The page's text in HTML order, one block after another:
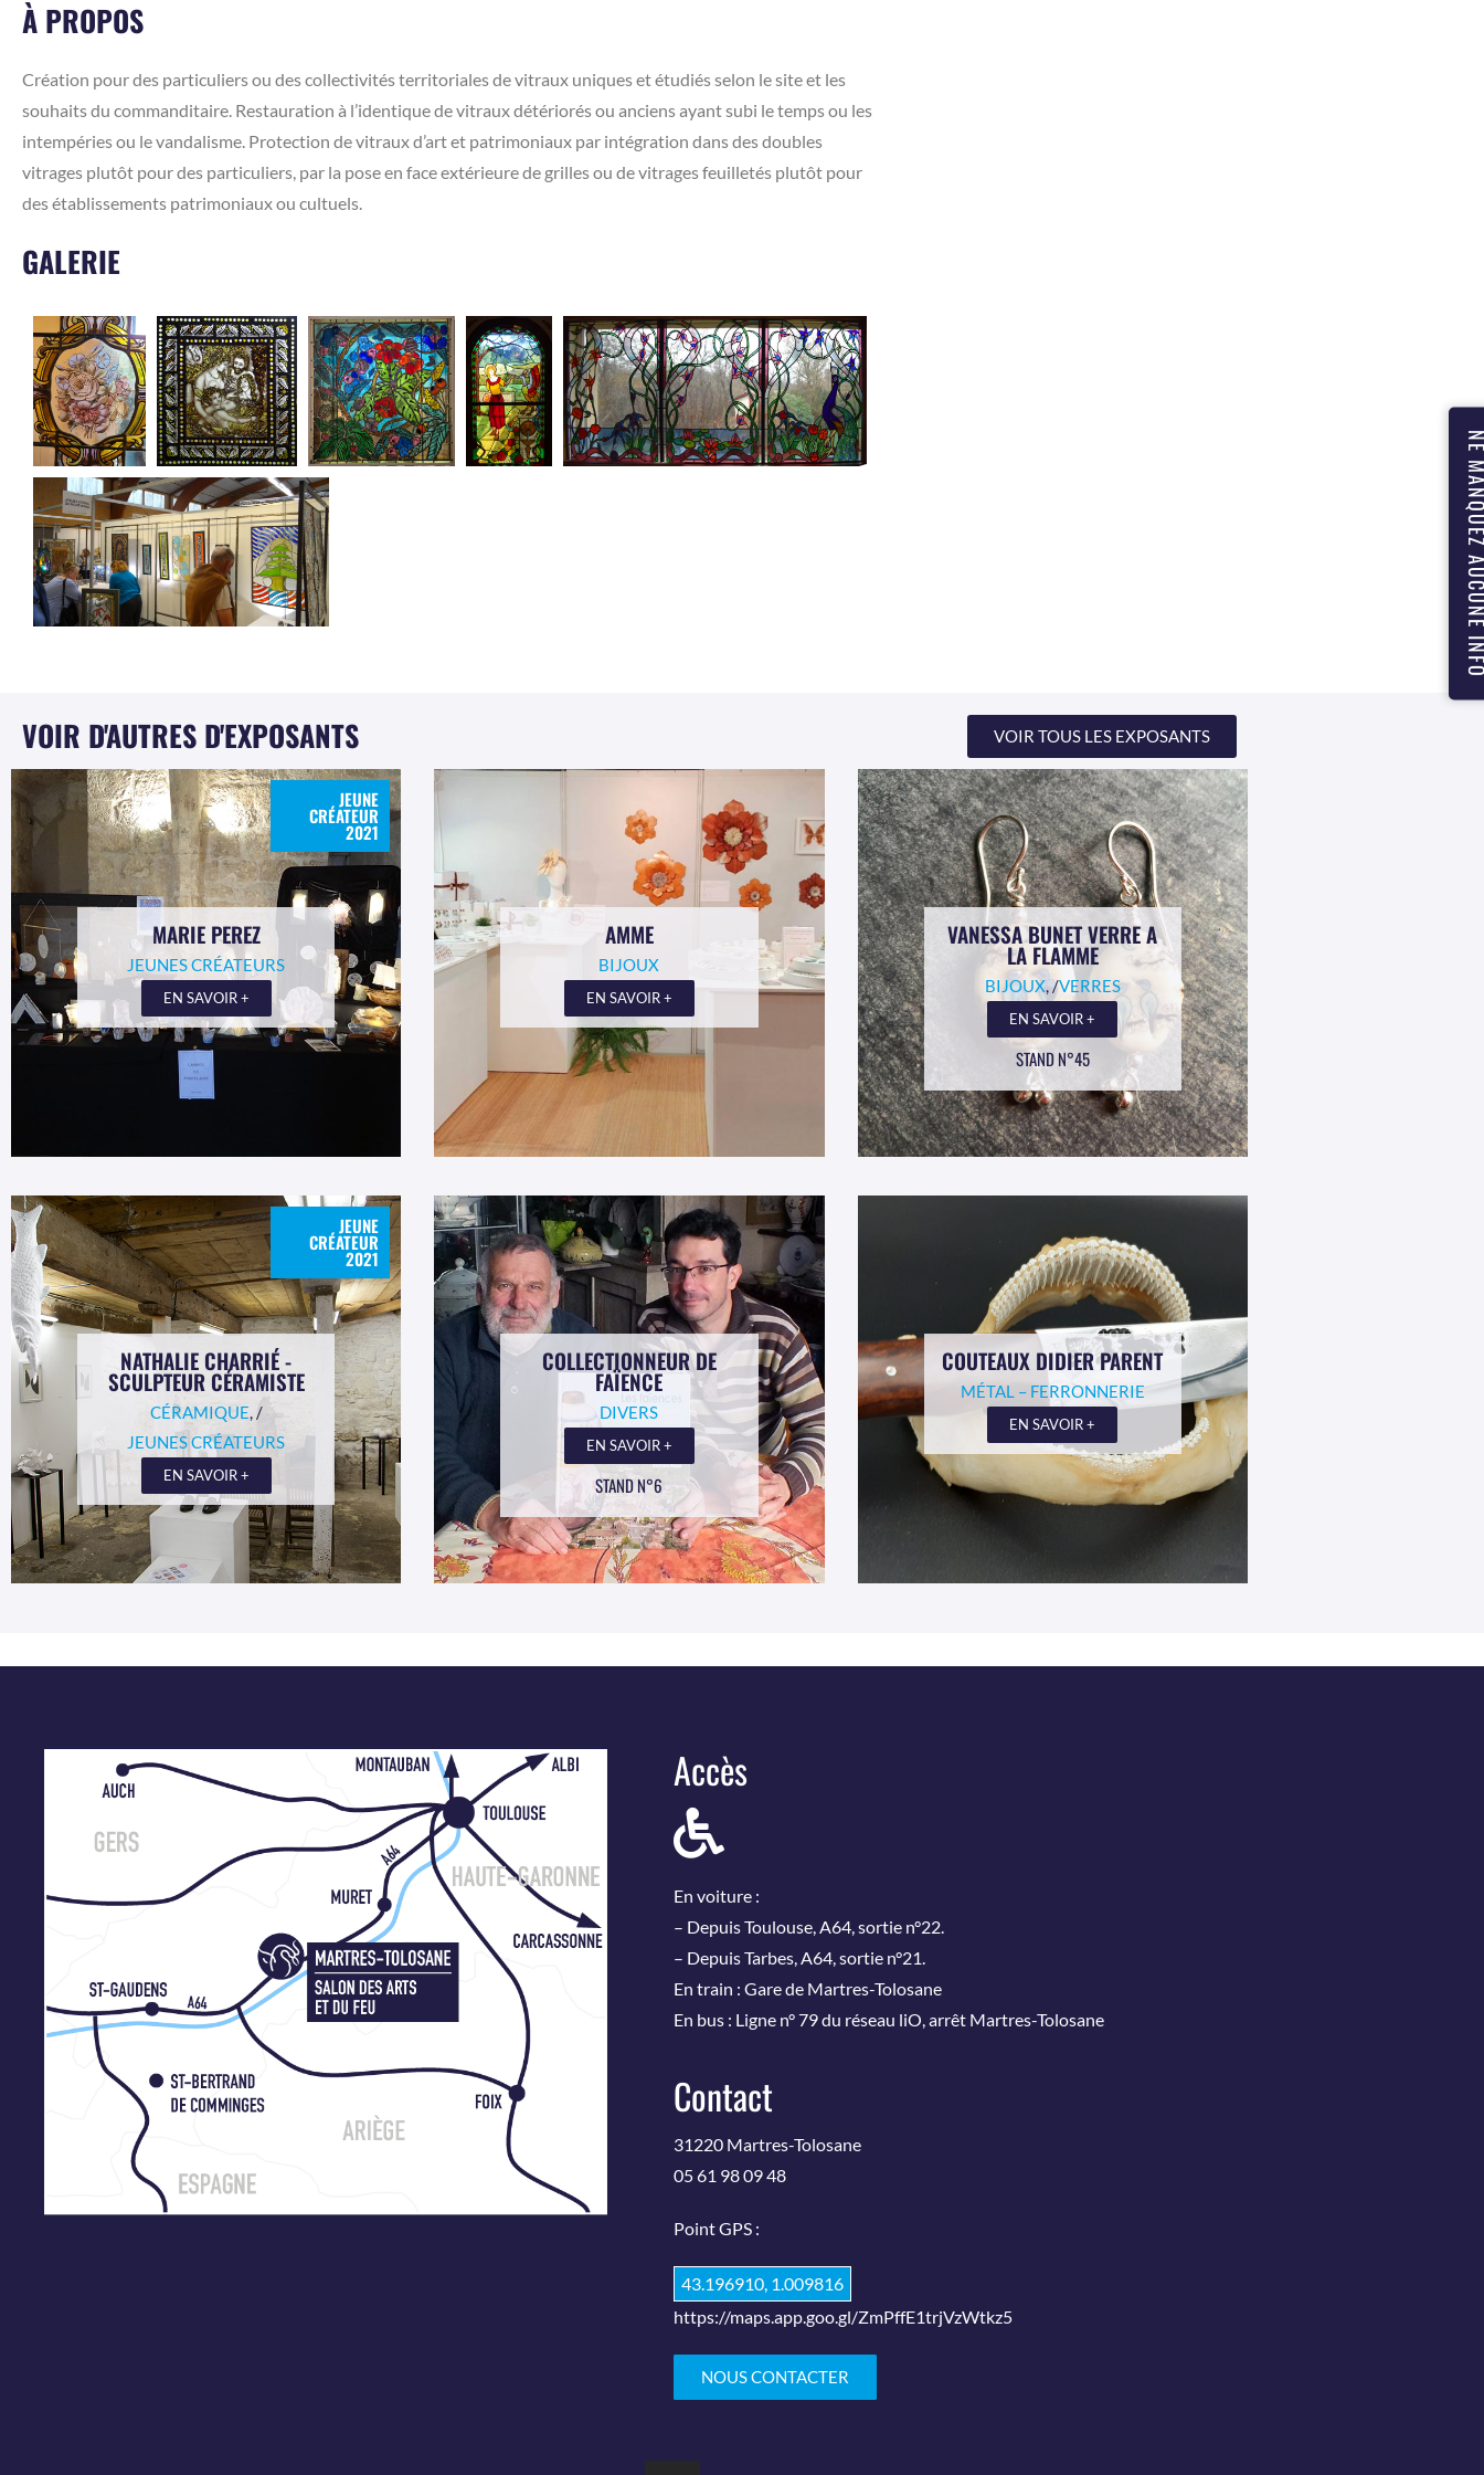
NE
À PROPOS
Création pour des particuliers ou des collectivités territoriales de vitraux uniques et étudiés selon le site et les
souhaits du commanditaire. Restauration à l’identique de vitraux détériorés ou anciens ayant subi le temps ou les
intempéries ou le vandalisme. Protection de vitraux d’art et patrimoniaux par intégration dans des doubles
vitrages plutôt pour des particuliers, par la pose en face extérieure de grilles ou de vitrages feuilletés plutôt pour
des établissements patrimoniaux ou cultuels.
GALERIE
VOIR D'AUTRES D'EXPOSANTS VOIR TOUS LES EXPOSANTS
JEUNE
CRÉATEUR
2021
MARIE PEREZ
JEUNES CRÉATEURS
EN SAVOIR +
AMME
BIJOUX
EN SAVOIR +
VANESSA BUNET VERRE A
LA FLAMME
BIJOUX, /VERRES
EN SAVOIR +
STAND N°45
JEUNE
CRÉATEUR
2021
NATHALIE CHARRIÉ -
SCULPTEUR CÉRAMISTE
CÉRAMIQUE, /
JEUNES CRÉATEURS
EN SAVOIR +
COLLECTIONNEUR DE
FAÏENCE
DIVERS
EN SAVOIR +
STAND N°6
COUTEAUX DIDIER PARENT
MÉTAL – FERRONNERIE
EN SAVOIR +
Accès
En voiture :
– Depuis Toulouse, A64, sortie n°22.
– Depuis Tarbes, A64, sortie n°21.
En train : Gare de Martres-Tolosane
En bus : Ligne n° 79 du réseau liO, arrêt Martres-Tolosane
Contact
31220 Martres-Tolosane
05 61 98 09 48
Point GPS :
43.196910, 1.009816
https://maps.app.goo.gl/ZmPffE1trjVzWtkz5
NOUS CONTACTER